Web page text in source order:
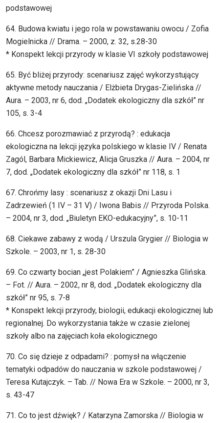
podstawowej
64. Budowa kwiatu i jego rola w powstawaniu owocu / Zofia
Mogielnicka // Drama. – 2000, z. 32, s.28-30
* Konspekt lekcji przyrody w klasie VI szkoły podstawowej
65. Być bliżej przyrody: scenariusz zajęć wykorzystujący
aktywne metody nauczania / Elżbieta Drygas-Zielińska //
Aura. – 2003, nr 6, dod. „Dodatek ekologiczny dla szkół” nr
105, s. 3-4
66. Chcesz porozmawiać z przyrodą? : edukacja
ekologiczna na lekcji języka polskiego w klasie IV / Renata
Zagól, Barbara Mickiewicz, Alicja Gruszka // Aura. – 2004, nr
7, dod. „Dodatek ekologiczny dla szkół” nr 118, s. 1
67. Chrońmy lasy : scenariusz z okazji Dni Lasu i
Zadrzewień (1 IV – 31 V) / Iwona Babis // Przyroda Polska.
– 2004, nr 3, dod. „Biuletyn EKO-edukacyjny”, s. 10-11
68. Ciekawe zabawy z wodą / Urszula Grygier // Biologia w
Szkole. – 2003, nr 1, s. 28-30
69. Co czwarty bocian „jest Polakiem” / Agnieszka Glińska.
– Fot. // Aura. – 2002, nr 8, dod. „Dodatek ekologiczny dla
szkół” nr 95, s. 7-8
* Konspekt lekcji przyrody, biologii, edukacji ekologicznej lub
regionalnej. Do wykorzystania także w czasie zielonej
szkoły albo na zajęciach koła ekologicznego
70. Co się dzieje z odpadami? : pomysł na włączenie
tematyki odpadów do nauczania w szkole podstawowej /
Teresa Kutajczyk. – Tab. // Nowa Era w Szkole. – 2000, nr 3,
s. 43-47
71. Co to jest dźwięk? / Katarzyna Zamorska // Biologia w